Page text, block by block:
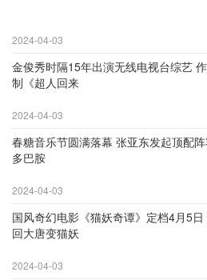
2024-04-03
金俊秀时隔15年出演无线电视台综艺
制《超人回来
2024-04-03
春糖音乐节圆满落幕 张亚东发起顶配
多巴胺
2024-04-03
国风奇幻电影《猫妖奇谭》定档4月5
回大唐变猫妖
2024-04-03